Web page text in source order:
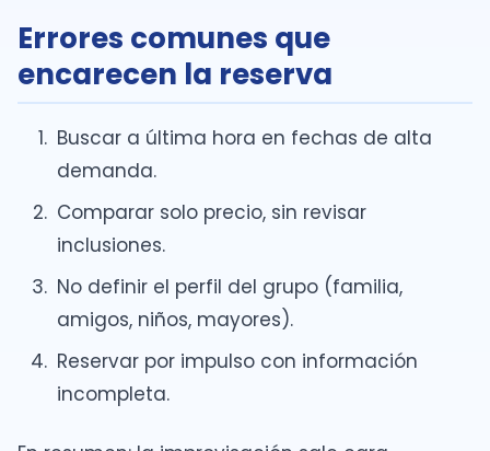
Errores comunes que
encarecen la reserva
Buscar a última hora en fechas de alta
demanda.
Comparar solo precio, sin revisar
inclusiones.
No definir el perfil del grupo (familia,
amigos, niños, mayores).
Reservar por impulso con información
incompleta.